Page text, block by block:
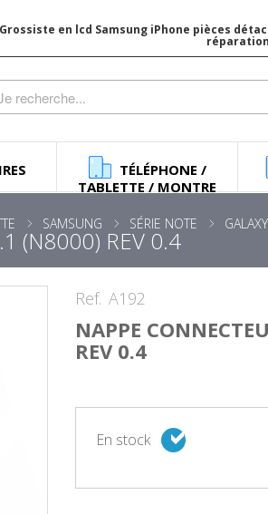
Grossiste en lcd Samsung iPhone pièces
réparation
TÉLÉPHONE /
TABLETTE / MONTRE
SAMSUNG SÉRIE NOTE
(N8000) REV 0.4
Ref. A192
NAPPE
REV 0.4
En stock